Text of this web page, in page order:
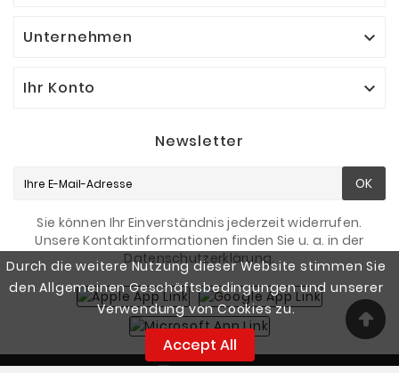
Durch die weitere Nutzung dieser Website stimmen Sie
den Allgemeinen Geschäftsbedingungen und unserer
Verwendung von Cookies zu.
Accept All
Unternehmen 
Ihr Konto 
Newsletter
OK
Sie können Ihr Einverständnis jederzeit widerrufen.
Unsere Kontaktinformationen finden Sie u. a. in der
Datenschutzerklärung.